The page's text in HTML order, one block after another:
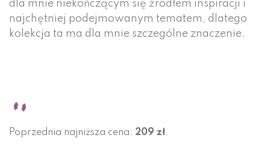
dla mnie niekończącym się źródłem inspiracji i
najchętniej podejmowanym tematem, dlatego
kolekcja ta ma dla mnie szczególne znaczenie.
Poprzednia najniższa cena: 209 zł.